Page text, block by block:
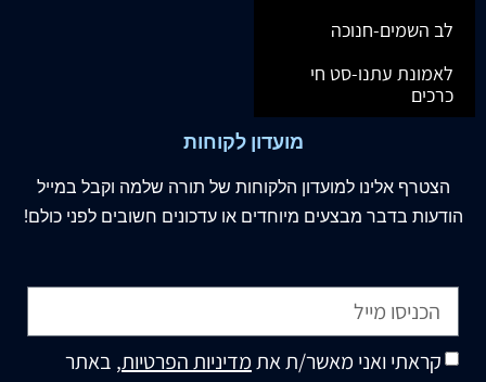
לב השמים-חנוכה
לאמונת עתנו-סט חי
כרכים
מועדון לקוחות
הצטרף אלינו למועדון הלקוחות של תורה שלמה וקבל במייל
הודעות בדבר מבצעים מיוחדים או עדכונים חשובים לפני כולם!
קראתי ואני מאשר/ת אתמדיניות הפרטיות, באתר